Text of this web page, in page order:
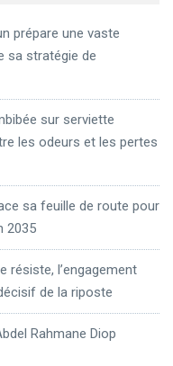
prépare une vaste
sa stratégie de
sur serviette
les odeurs et les pertes
sa feuille de route pour
2035
résiste, l’engagement
de la riposte
Rahmane Diop